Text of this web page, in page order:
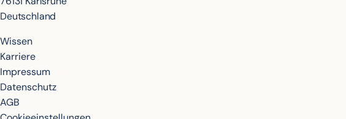
Deutschland
Wissen
Karriere
Impressum
Datenschutz
AGB